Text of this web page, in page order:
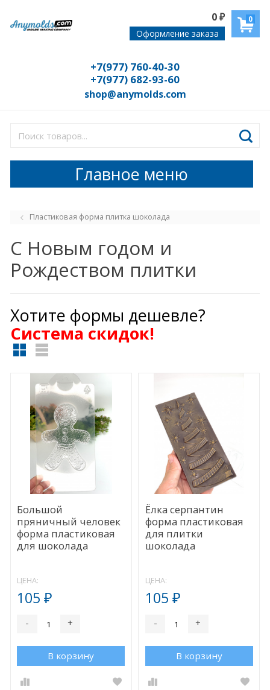
0
0₽
Оформление заказа
+7(977) 760-40-30
+7(977) 682-93-60
shop@anymolds.com
Главное меню
Пластиковая форма плитка шоколада
С Новым годом и
Рождеством плитки
Хотите формы дешевле?
Cистема скидок!
Большой
пряничный человек
форма пластиковая
для шоколада
ЦЕНА:
105₽
- +
В корзину
Ёлка серпантин
форма пластиковая
для плитки
шоколада
ЦЕНА:
105 ₽
- +
В корзину